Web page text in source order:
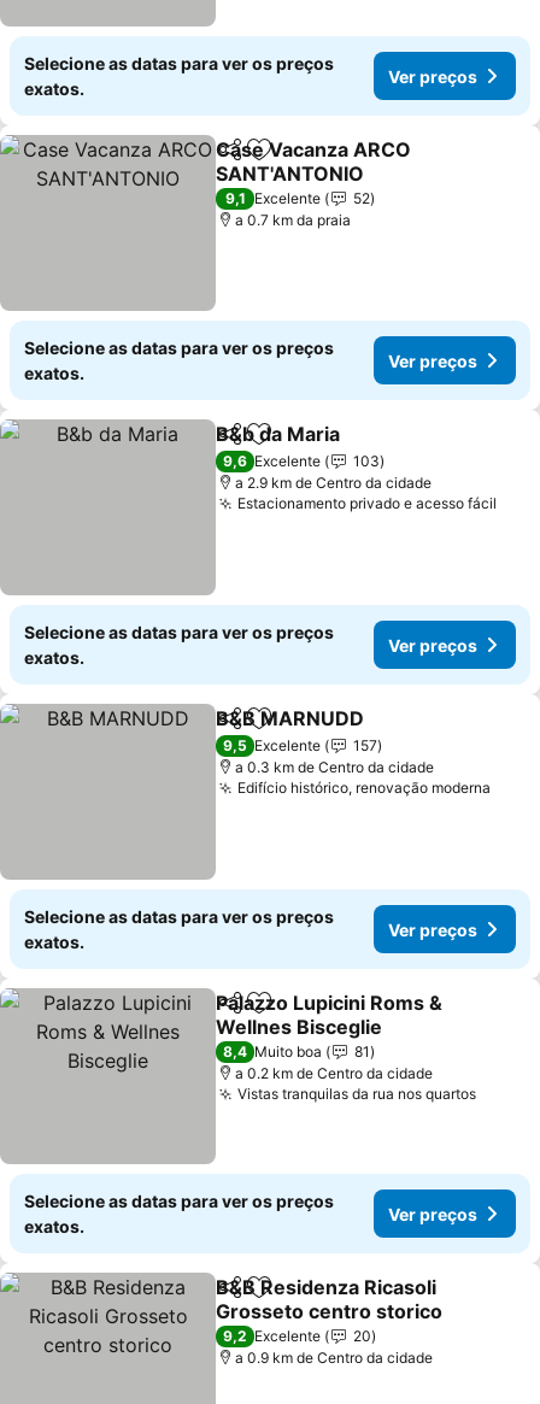
Selecione as datas para ver os preços
exatos.
Ver preços
PartilharAdicionar aos favoritos
Case Vacanza ARCO
SANT'ANTONIO
Ver preços
9,1 Excelente
52
a 0.7 km da praia
Selecione as datas para ver os preços
exatos.
Ver preços
PartilharAdicionar aos favoritos
B&b da Maria
9,6 Excelente
103
a 2.9 km de Centro da cidade
Estacionamento privado e acesso fácil
Selecione as datas para ver os preços
exatos.
Ver preços
PartilharAdicionar aos favoritos
B&B MARNUDD
9,5 Excelente
157
a 0.3 km de Centro da cidade
Edifício histórico, renovação moderna
Selecione as datas para ver os preços
exatos.
Ver preços
PartilharAdicionar aos favoritos
Palazzo Lupicini Roms &
Wellnes Bisceglie
Ver preços
8,4 Muito boa
81
a 0.2 km de Centro da cidade
Vistas tranquilas da rua nos quartosVer
Selecione as datas para ver os preços
exatos.
Ver preços
PartilharAdicionar aos favoritos
B&B Residenza Ricasoli
Grosseto centro storico
Ver preços
9,2 Excelente
20
a 0.9 km de Centro da cidade